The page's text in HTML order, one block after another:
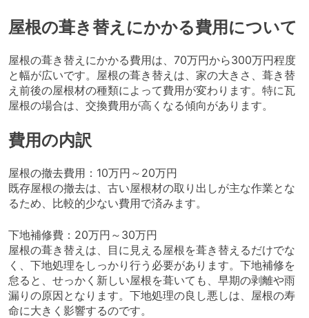
屋根の葺き替えにかかる費用について
屋根の葺き替えにかかる費用は、70万円から300万円程度
と幅が広いです。屋根の葺き替えは、家の大きさ、葺き替
え前後の屋根材の種類によって費用が変わります。特に瓦
屋根の場合は、交換費用が高くなる傾向があります。
費用の内訳
屋根の撤去費用：10万円～20万円
既存屋根の撤去は、古い屋根材の取り出しが主な作業とな
るため、比較的少ない費用で済みます。
下地補修費：20万円～30万円
屋根の葺き替えは、目に見える屋根を葺き替えるだけでな
く、下地処理をしっかり行う必要があります。下地補修を
怠ると、せっかく新しい屋根を葺いても、早期の剥離や雨
漏りの原因となります。下地処理の良し悪しは、屋根の寿
命に大きく影響するのです。